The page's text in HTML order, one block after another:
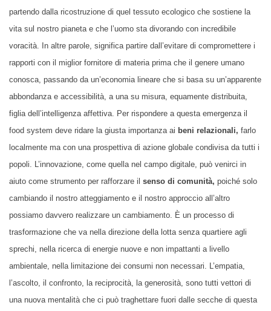
partendo dalla ricostruzione di quel tessuto ecologico che sostiene la
vita sul nostro pianeta e che l’uomo sta divorando con incredibile
voracità. In altre parole, significa partire dall’evitare di compromettere i
rapporti con il miglior fornitore di materia prima che il genere umano
conosca, passando da un’economia lineare che si basa su un’apparente
abbondanza e accessibilità, a una su misura, equamente distribuita,
figlia dell’intelligenza affettiva. Per rispondere a questa emergenza il
food system deve ridare la giusta importanza ai beni relazionali, farlo
localmente ma con una prospettiva di azione globale condivisa da tutti i
popoli. L’innovazione, come quella nel campo digitale, può venirci in
aiuto come strumento per rafforzare il senso di comunità, poiché solo
cambiando il nostro atteggiamento e il nostro approccio all’altro
possiamo davvero realizzare un cambiamento. È un processo di
trasformazione che va nella direzione della lotta senza quartiere agli
sprechi, nella ricerca di energie nuove e non impattanti a livello
ambientale, nella limitazione dei consumi non necessari. L’empatia,
l’ascolto, il confronto, la reciprocità, la generosità, sono tutti vettori di
una nuova mentalità che ci può traghettare fuori dalle secche di questa